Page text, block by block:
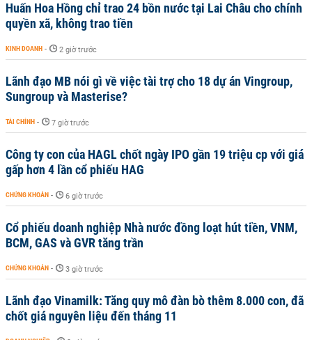
Huấn Hoa Hồng chỉ trao 24 bồn nước tại Lai Châu cho chính
quyền xã, không trao tiền
KINH DOANH - 2 giờ trước
Lãnh đạo MB nói gì về việc tài trợ cho 18 dự án Vingroup,
Sungroup và Masterise?
TÀI CHÍNH - 7 giờ trước
Công ty con của HAGL chốt ngày IPO gần 19 triệu cp với giá
gấp hơn 4 lần cổ phiếu HAG
CHỨNG KHOÁN - 6 giờ trước
Cổ phiếu doanh nghiệp Nhà nước đồng loạt hút tiền, VNM,
BCM, GAS và GVR tăng trần
CHỨNG KHOÁN - 3 giờ trước
Lãnh đạo Vinamilk: Tăng quy mô đàn bò thêm 8.000 con, đã
chốt giá nguyên liệu đến tháng 11